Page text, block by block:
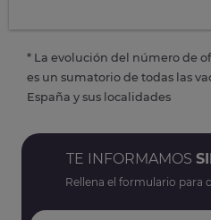
* La evolución del número de
es un sumatorio de todas las
España y sus localidades
TE INFORMAMOS
Rellena el formulario para